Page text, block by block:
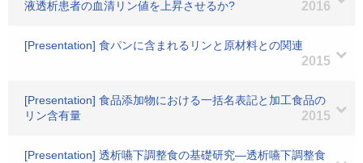
液透析患者の血清リン値を上昇させるか?
2016
[Presentation] 食パンに含まれるリンと原材料との関連
2015
[Presentation] 食品添加物における一括名表記と加工食品の
リン含有量
2015
[Presentation] 透析嚥下調整食の基礎研究―透析嚥下調整食